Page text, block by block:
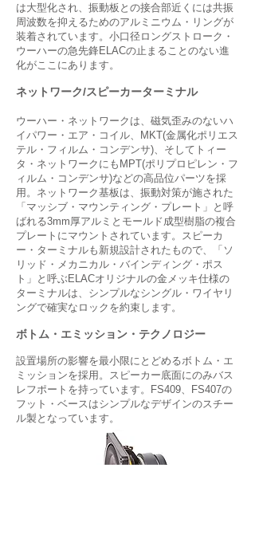
は大型化され、振動板との接合部近くには共振
周波数を抑えるためのアルミニウム・リングが
装着されています。小口径ロングストローク・
ウーハーの急先鋒ELACの止まることのない進
化がここにあります。
ネットワーク/スピーカーターミナル
ウーハー・ネットワークは、磁気歪みのないハ
イパワー・エア・コイル、MKT(金属化ポリエス
テル・フィルム・コンデンサ)、そしてトィー
タ・ネットワークにもMPT(ポリプロピレン・フ
ィルム・コンデンサ)などの高品位パーツを採
用。ネットワーク基板は、振動対策が施された
「マッシブ・マウンティング・プレート」と呼
ばれる3mm厚アルミとモールド成型樹脂の複合
プレートにマウントされています。スピーカ
ー・ターミナルも新規設計されたもので、「ソ
リッド・メカニカル・バインディング・ポス
ト」と呼ぶELACオリジナルの金メッキ仕様の
ターミナルは、シンプルなシングル・ワイヤリ
ングで確実なロックを約束します。
ボトム・エミッション・テクノロジー
設置場所の影響を最小限にとどめるボトム・エ
ミッションを採用。スピーカー底面にのみバス
レフポートを持っています。FS409、FS407の
フット・ベースはシンプルなデザインのスチー
ル製となっています。